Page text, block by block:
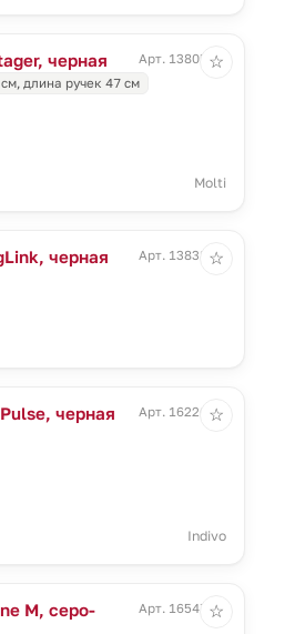
черная
Арт. 13805.30
длина ручек 47 см
Molti
☆
черная
Арт. 13838.30
☆
черная
Арт. 16226.30
Indivo
☆
M, серо-
Арт. 16547.14
☆